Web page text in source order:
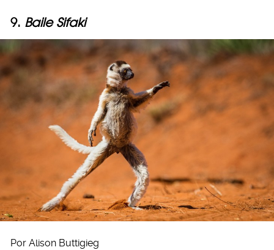
9. Baile Sifaki
Por Alison Buttigieg